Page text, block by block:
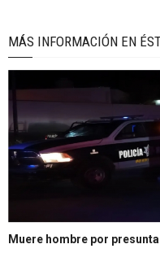
MÁS INFORMACIÓN EN
Muere hombre por